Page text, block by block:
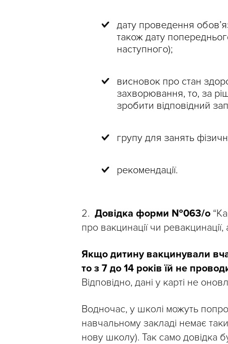
дату проведення
також дату
наступного);
висновок про стан
захворювання, то, за
зробити відповідний
групу для занять
рекомендації.
2. Довідка форми №063/о
про вакцинації чи
Якщо дитину вакцинували
то з 7 до 14 років їй не
Відповідно, дані у карті не
Водночас, у школі можуть
навчальному закладі немає
нову школу). Так само довідка